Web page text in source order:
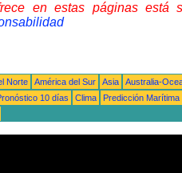
en estas páginas está
Norte América del Sur Asia
Australia-
10 días Clima
Predicción Marítima